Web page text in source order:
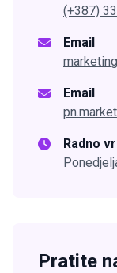
(+387)
Email
Email
Radno
Pratite